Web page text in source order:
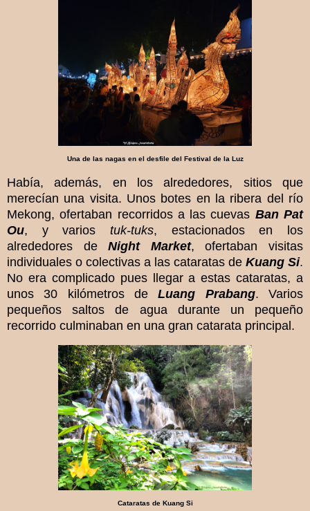
Una de las nagas en el desfile del Festival de la Luz
Había, además, en los alrededores, sitios que
merecían una visita. Unos botes en la ribera del río
Mekong, ofertaban recorridos a las cuevas Ban Pat
Ou, y varios tuk-tuks, estacionados en los
alrededores deNight Market, ofertaban visitas
individuales o colectivas a las cataratas de Kuang Si.
No era complicado pues llegar a estas cataratas, a
unos 30 kilómetros deLuang Prabang. Varios
pequeños saltos de agua durante un pequeño
recorrido culminaban en una gran catarata principal.
Cataratas de Kuang Si